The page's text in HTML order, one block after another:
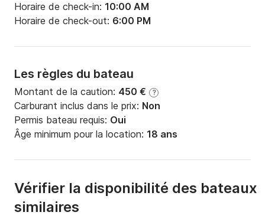
Horaire de check-in: 10:00 AM
Horaire de check-out: 6:00 PM
Les règles du bateau
Montant de la caution: 450 € ?
Carburant inclus dans le prix: Non
Permis bateau requis: Oui
Âge minimum pour la location: 18 ans
Vérifier la disponibilité des bateaux
similaires